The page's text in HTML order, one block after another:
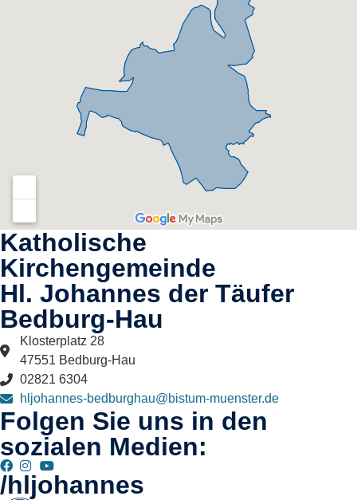
Katholische
Kirchengemeinde
Hl. Johannes der Täufer
Bedburg-Hau​
Klosterplatz 28
47551 Bedburg-Hau
02821 6304
hljohannes-bedburghau@bistum-muenster.de
Folgen Sie uns in den
sozialen Medien:
/hljohannes